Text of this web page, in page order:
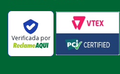
Verificada por